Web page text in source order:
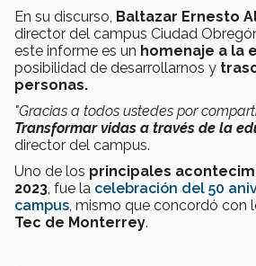
En su discurso, Baltazar Ernesto
director del campus Ciudad
este informe es un homenaje a la
posibilidad de desarrollarnos y
personas.
"Gracias a todos ustedes por
Transformar vidas a través de la
director del campus.
Uno de los principales
2023 , fue la celebración del 50
campus , mismo que concordó con
Tec de Monterrey.